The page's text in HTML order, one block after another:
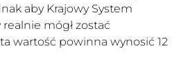
aby Krajowy System
mógł zostać
wartość powinna wynosić 12